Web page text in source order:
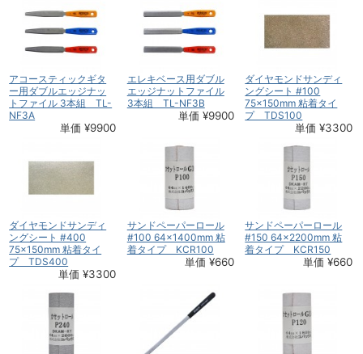
アコースティックギタ
ー用ダブルエッジナッ
トファイル 3本組 TL-
NF3A
単価 ¥9900
エレキベース用ダブル
エッジナットファイル
3本組 TL-NF3B
単価 ¥9900
ダイヤモンドサンディ
ングシート #100
75×150mm 粘着タイ
プ TDS100
単価 ¥3300
ダイヤモンドサンディ
ングシート #400
75×150mm 粘着タイ
プ TDS400
単価 ¥3300
サンドペーパーロール
#100 64×1400mm 粘
着タイプ KCR100
単価 ¥660
サンドペーパーロール
#150 64×2200mm 粘
着タイプ KCR150
単価 ¥660